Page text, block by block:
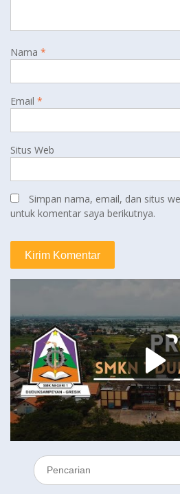
Nama *
Email *
Situs Web
Simpan nama, email, dan situs
untuk komentar saya berikutnya.
Search
for: